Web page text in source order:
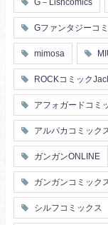
G－Lishcomics
Gファンタジーコ
mimosa
ROCKコミック
アフォガードコミ
アルパカコミック
ガンガンONLINE
ガンガンコミック
シルフコミックス